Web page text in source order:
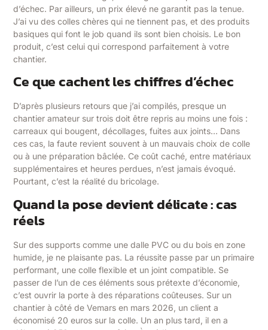
d’échec. Par ailleurs, un prix élevé ne garantit pas la tenue.
J’ai vu des colles chères qui ne tiennent pas, et des produits
basiques qui font le job quand ils sont bien choisis. Le bon
produit, c’est celui qui correspond parfaitement à votre
chantier.
Ce que cachent les chiffres d’échec
D’après plusieurs retours que j’ai compilés, presque un
chantier amateur sur trois doit être repris au moins une fois :
carreaux qui bougent, décollages, fuites aux joints… Dans
ces cas, la faute revient souvent à un mauvais choix de colle
ou à une préparation bâclée. Ce coût caché, entre matériaux
supplémentaires et heures perdues, n’est jamais évoqué.
Pourtant, c’est la réalité du bricolage.
Quand la pose devient délicate : cas
réels
Sur des supports comme une dalle PVC ou du bois en zone
humide, je ne plaisante pas. La réussite passe par un primaire
performant, une colle flexible et un joint compatible. Se
passer de l’un de ces éléments sous prétexte d’économie,
c’est ouvrir la porte à des réparations coûteuses. Sur un
chantier à côté de Vemars en mars 2026, un client a
économisé 20 euros sur la colle. Un an plus tard, il en a